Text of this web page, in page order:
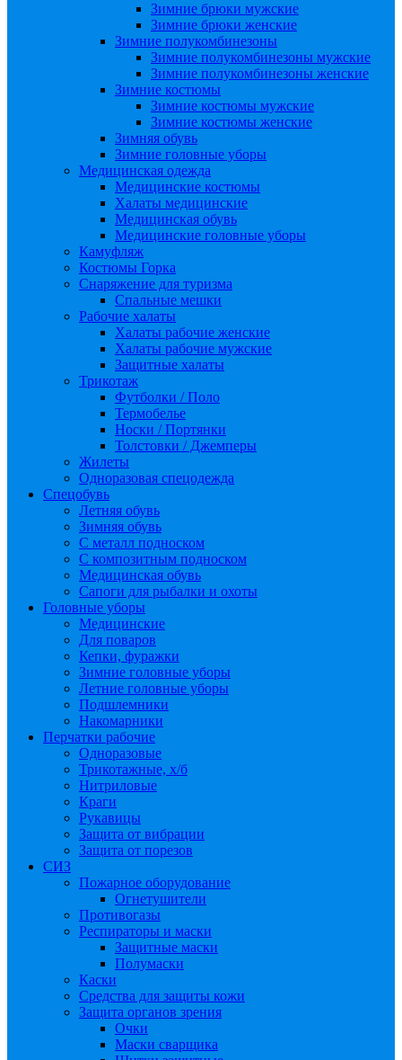
Зимние брюки мужские
Зимние брюки женские
Зимние полукомбинезоны
Зимние полукомбинезоны мужские
Зимние полукомбинезоны женские
Зимние костюмы
Зимние костюмы мужские
Зимние костюмы женские
Зимняя обувь
Зимние головные уборы
Медицинская одежда
Медицинские костюмы
Халаты медицинские
Медицинская обувь
Медицинские головные уборы
Камуфляж
Костюмы Горка
Снаряжение для туризма
Спальные мешки
Рабочие халаты
Халаты рабочие женские
Халаты рабочие мужские
Защитные халаты
Трикотаж
Футболки / Поло
Термобелье
Носки / Портянки
Толстовки / Джемперы
Жилеты
Одноразовая спецодежда
Спецобувь
Летняя обувь
Зимняя обувь
С металл подноском
С композитным подноском
Медицинская обувь
Сапоги для рыбалки и охоты
Головные уборы
Медицинские
Для поваров
Кепки, фуражки
Зимние головные уборы
Летние головные уборы
Подшлемники
Накомарники
Перчатки рабочие
Одноразовые
Трикотажные, х/б
Нитриловые
Краги
Рукавицы
Защита от вибрации
Защита от порезов
СИЗ
Пожарное оборудование
Огнетушители
Противогазы
Респираторы и маски
Защитные маски
Полумаски
Каски
Средства для защиты кожи
Защита органов зрения
Очки
Маски сварщика